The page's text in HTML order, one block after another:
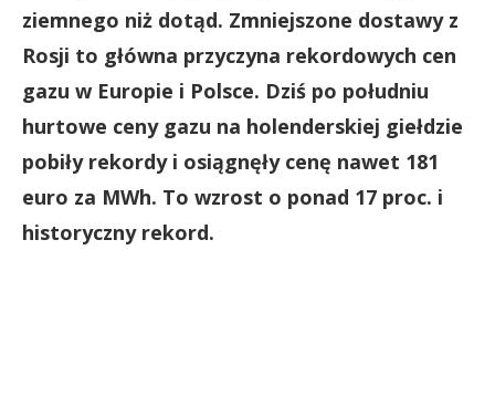
ziemnego niż dotąd. Zmniejszone dostawy z
Rosji to główna przyczyna rekordowych cen
gazu w Europie i Polsce. Dziś po południu
hurtowe ceny gazu na holenderskiej giełdzie
pobiły rekordy i osiągnęły cenę nawet 181
euro za MWh. To wzrost o ponad 17 proc. i
historyczny rekord.